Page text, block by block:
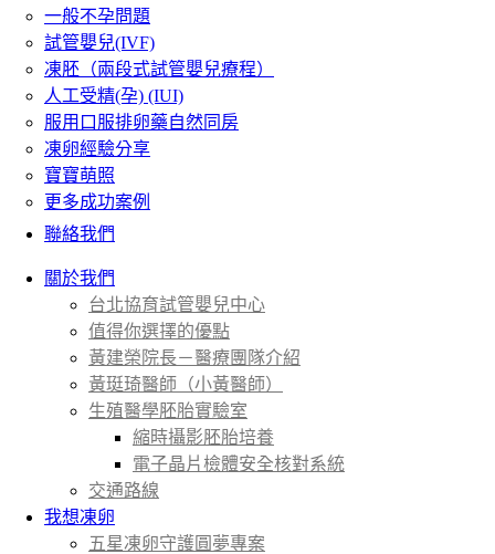
一般不孕問題
試管嬰兒(IVF)
凍胚（兩段式試管嬰兒療程）
人工受精(孕) (IUI)
服用口服排卵藥自然同房
凍卵經驗分享
寶寶萌照
更多成功案例
聯絡我們
關於我們
台北協育試管嬰兒中心
值得你選擇的優點
黃建榮院長－醫療團隊介紹
黃珽琦醫師（小黃醫師）
生殖醫學胚胎實驗室
縮時攝影胚胎培養
電子晶片檢體安全核對系統
交通路線
我想凍卵
五星凍卵守護圓夢專案